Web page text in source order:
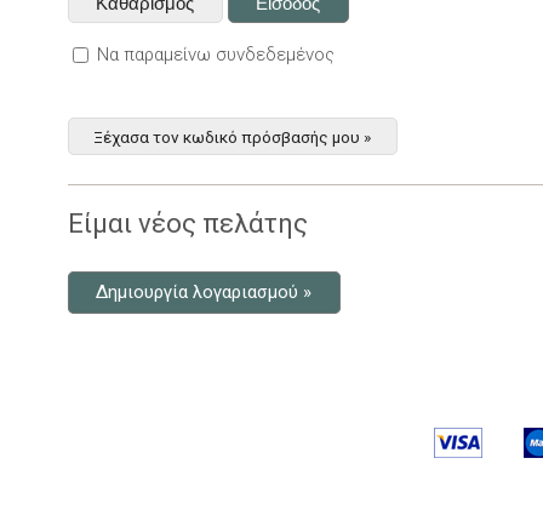
Να παραμείνω συνδεδεμένος
Ξέχασα τον κωδικό πρόσβασής μου »
Είμαι νέος πελάτης
Δημιουργία λογαριασμού »